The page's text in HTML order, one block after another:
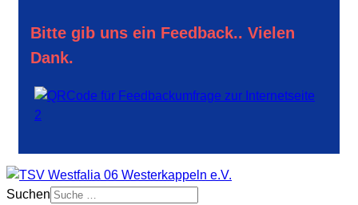
Bitte gib uns ein Feedback.. Vielen
Dank.
Suchen